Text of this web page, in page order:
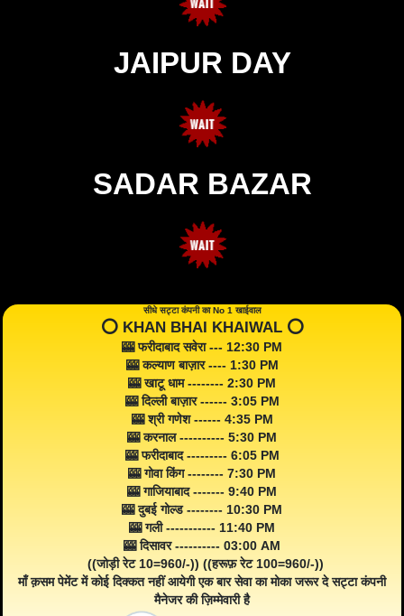
JAIPUR DAY
SADAR BAZAR
सीधे सट्टा कंपनी का No 1 खाईवाल
⭕️ KHAN BHAI KHAIWAL ⭕️
🎰 फरीदाबाद सवेरा --- 12:30 PM
🎰 कल्याण बाज़ार ---- 1:30 PM
🎰 खाटू धाम -------- 2:30 PM
🎰 दिल्ली बाज़ार ------ 3:05 PM
🎰 श्री गणेश ------ 4:35 PM
🎰 करनाल ---------- 5:30 PM
🎰 फरीदाबाद --------- 6:05 PM
🎰 गोवा किंग -------- 7:30 PM
🎰 गाजियाबाद ------- 9:40 PM
🎰 दुबई गोल्ड -------- 10:30 PM
🎰 गली ----------- 11:40 PM
🎰 दिसावर ---------- 03:00 AM
((जोड़ी रेट 10=960/-)) ((हरूफ़ रेट 100=960/-))
माँ क़सम पेमेंट में कोई दिक्कत नहीं आयेगी एक बार सेवा का मोका जरूर दे सट्टा कंपनी
मैनेजर की ज़िम्मेवारी है